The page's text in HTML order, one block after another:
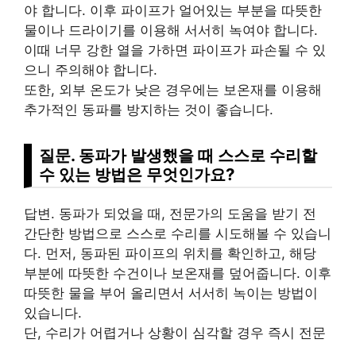
야 합니다. 이후 파이프가 얼어있는 부분을 따뜻한
물이나 드라이기를 이용해 서서히 녹여야 합니다.
이때 너무 강한 열을 가하면 파이프가 파손될 수 있
으니 주의해야 합니다.
또한, 외부 온도가 낮은 경우에는 보온재를 이용해
추가적인 동파를 방지하는 것이 좋습니다.
질문. 동파가 발생했을 때 스스로 수리할
수 있는 방법은 무엇인가요?
답변. 동파가 되었을 때, 전문가의 도움을 받기 전
간단한 방법으로 스스로 수리를 시도해볼 수 있습니
다. 먼저, 동파된 파이프의 위치를 확인하고, 해당
부분에 따뜻한 수건이나 보온재를 덮어줍니다. 이후
따뜻한 물을 부어 올리면서 서서히 녹이는 방법이
있습니다.
단, 수리가 어렵거나 상황이 심각할 경우 즉시 전문